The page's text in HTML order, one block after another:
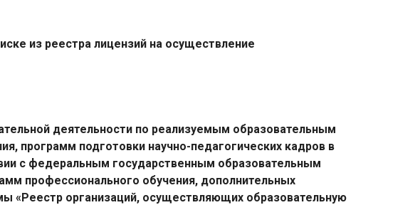
из реестра лицензий на осуществление
деятельности по реализуемым образовательным
программ подготовки научно-педагогических кадров в
с федеральным государственным образовательным
профессионального обучения, дополнительных
«Реестр организаций, осуществляющих образовательную